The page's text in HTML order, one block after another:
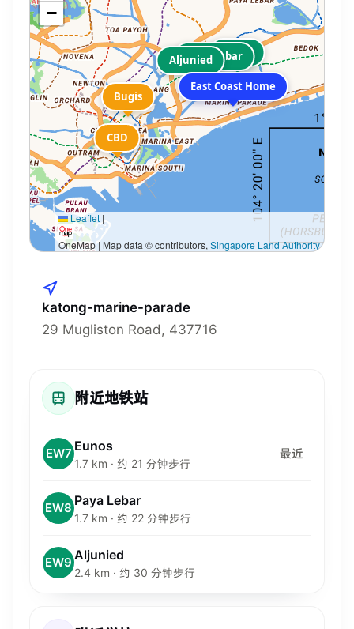
East Coast Home
Eunos
Paya Lebar
Aljunied
Bugis
CBD
−
Leaflet |
OneMap | Map data © contributors, Singapore Land Authority
katong-marine-parade
29 Mugliston Road, 437716
附近地铁站
EW7 Eunos
1.7 km · 约 21 分钟步行
最近
EW8 Paya Lebar
1.7 km · 约 22 分钟步行
EW9 Aljunied
2.4 km · 约 30 分钟步行